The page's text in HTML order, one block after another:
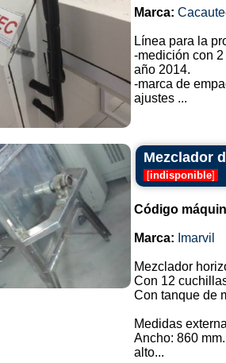
Marca:
Línea para la
-medición con
año 2014.
-marca de
ajustes ...
Mezclador
[indisponible]
Código
Marca: Imarvil
Mezclador
Con 12
Con tanque de
Medidas
Ancho: 860 mm.
alto...